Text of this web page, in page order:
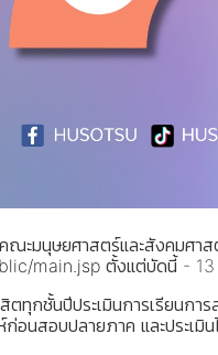
มนุษยศาสตร์และสังคมศาส
main.jsp ตั้งแต่บัดนี้ -
ทุกชั้นปีประเมินการเรียนกา
ก่อนสอบปลายภาค และประเ